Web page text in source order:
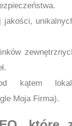
jakości,
kątem
Moja Firma).